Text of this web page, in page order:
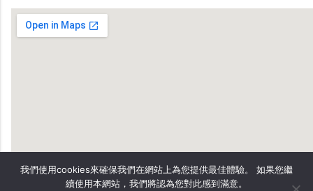
我們使用cookies來確保我們在網站上為您提供最佳體驗。 如果您繼
續使用本網站，我們將認為您對此感到滿意。